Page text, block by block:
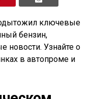
ключевые
бензин,
новости. Узнайте о
в автопроме и